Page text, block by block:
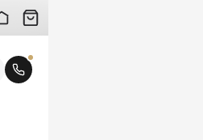
진을 받아보실 수 있습니다.
드러운 터치감을 선사합니다. 우아